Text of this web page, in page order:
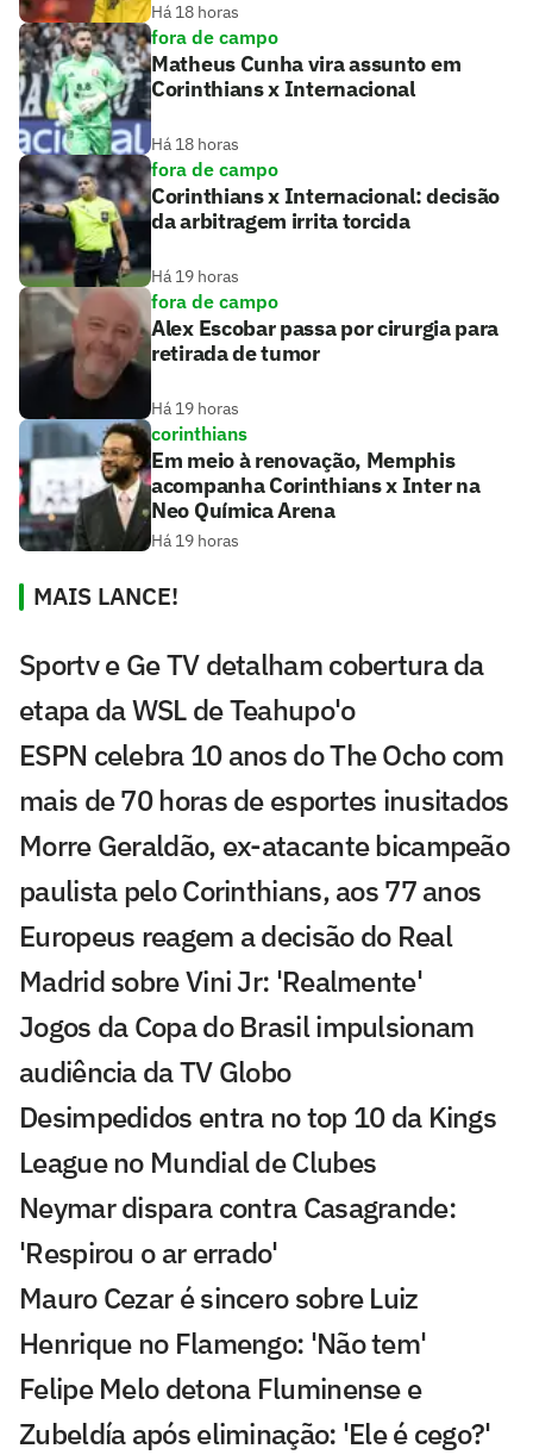
Há 18 horas
fora de campo
Matheus Cunha vira assunto em
Corinthians x Internacional
Há 18 horas
fora de campo
Corinthians x Internacional: decisão
da arbitragem irrita torcida
Há 19 horas
fora de campo
Alex Escobar passa por cirurgia para
retirada de tumor
Há 19 horas
corinthians
Em meio à renovação, Memphis
acompanha Corinthians x Inter na
Neo Química Arena
Há 19 horas
MAIS LANCE!
Sportv e Ge TV detalham cobertura da
etapa da WSL de Teahupo'o
ESPN celebra 10 anos do The Ocho com
mais de 70 horas de esportes inusitados
Morre Geraldão, ex-atacante bicampeão
paulista pelo Corinthians, aos 77 anos
Europeus reagem a decisão do Real
Madrid sobre Vini Jr: 'Realmente'
Jogos da Copa do Brasil impulsionam
audiência da TV Globo
Desimpedidos entra no top 10 da Kings
League no Mundial de Clubes
Neymar dispara contra Casagrande:
'Respirou o ar errado'
Mauro Cezar é sincero sobre Luiz
Henrique no Flamengo: 'Não tem'
Felipe Melo detona Fluminense e
Zubeldía após eliminação: 'Ele é cego?'